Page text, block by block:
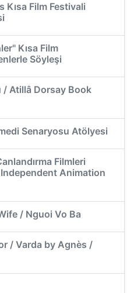
Kısa Film Festivali
Kısa Film
Söyleşi
/ Atillâ Dorsay Book
Senaryosu Atölyesi
Filmleri
Animation
/ Nguoi Vo Ba
/ Varda by Agnès /